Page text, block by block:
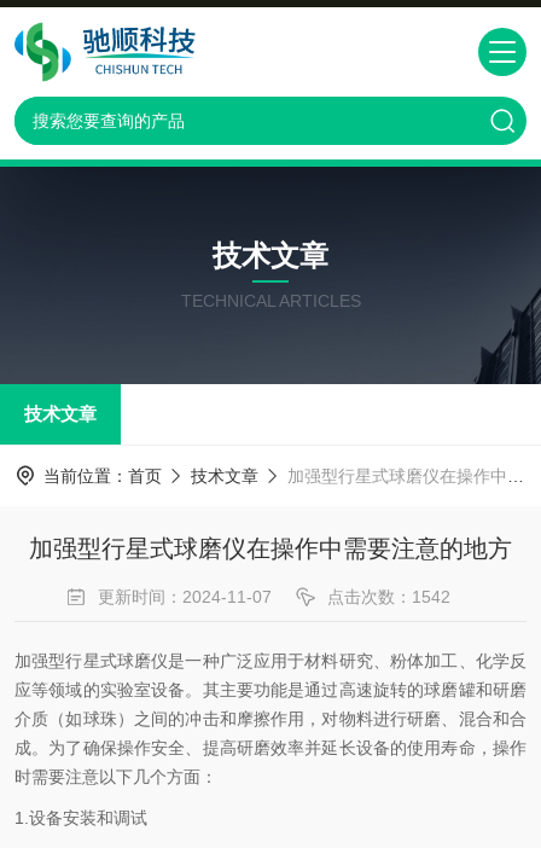
技术文章
TECHNICAL ARTICLES
技术文章
当前位置： 首页 技术文章 加强型行星式球磨仪在操作中需要注意的地方
加强型行星式球磨仪在操作中需要注意的地方
更新时间：2024-11-07 点击次数：1542
加强型行星式球磨仪是一种广泛应用于材料研究、粉体加工、化学反
应等领域的实验室设备。其主要功能是通过高速旋转的球磨罐和研磨
介质（如球珠）之间的冲击和摩擦作用，对物料进行研磨、混合和合
成。为了确保操作安全、提高研磨效率并延长设备的使用寿命，操作
时需要注意以下几个方面：
1.设备安装和调试